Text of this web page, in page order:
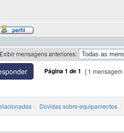
Exibir mensagens anteriores:
Página1 de1 [ 1
Dúvidas sobre equipamentos